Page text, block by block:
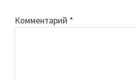
Комментарий *